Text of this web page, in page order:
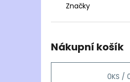
Značky
Nákupní košík
0KS /